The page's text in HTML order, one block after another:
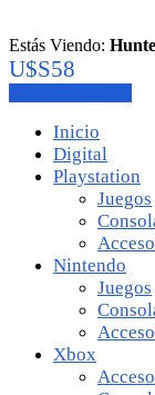
Estás Viendo:
U$S58
Inicio
Digital
Playstation
Juegos
Nintendo
Juegos
Xbox